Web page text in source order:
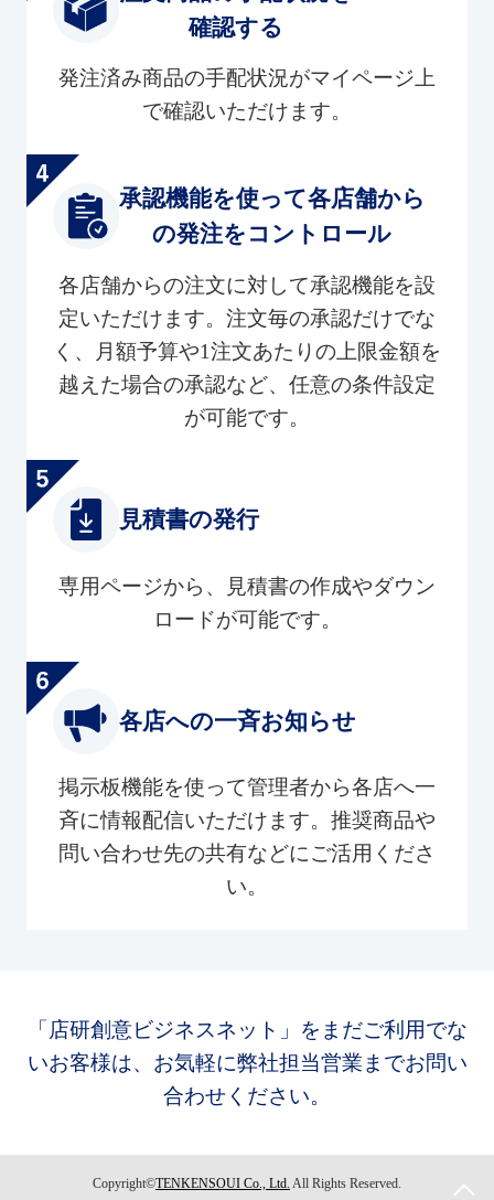
確認する
発注済み商品の手配状況がマイページ上
で確認いただけます。
承認機能を使って各店舗から
の発注をコントロール
各店舗からの注文に対して承認機能を設
定いただけます。注文毎の承認だけでな
く、月額予算や1注文あたりの上限金額を
越えた場合の承認など、任意の条件設定
が可能です。
見積書の発行
専用ページから、見積書の作成やダウン
ロードが可能です。
各店への一斉お知らせ
掲示板機能を使って管理者から各店へ一
斉に情報配信いただけます。推奨商品や
問い合わせ先の共有などにご活用くださ
い。
「店研創意ビジネスネット」をまだご利用でな
いお客様は、お気軽に弊社担当営業までお問い
合わせください。
Copyright©TENKENSOUI Co., Ltd. All Rights Reserved.